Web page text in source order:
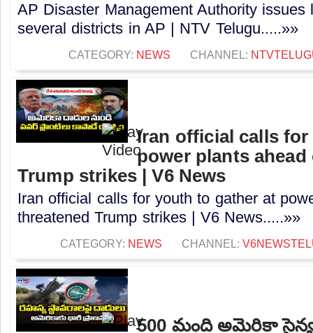
AP Disaster Management Authority issues
several districts in AP | NTV Telugu.....»»
CATEGORY: NEWS CHANNEL:
Iran official calls
power plants
Trump strikes | V6 News
Iran official calls for youth to gather at
threatened Trump strikes | V6 News.....»»
CATEGORY: NEWS CHANNEL:
500 మంది అమెరికా